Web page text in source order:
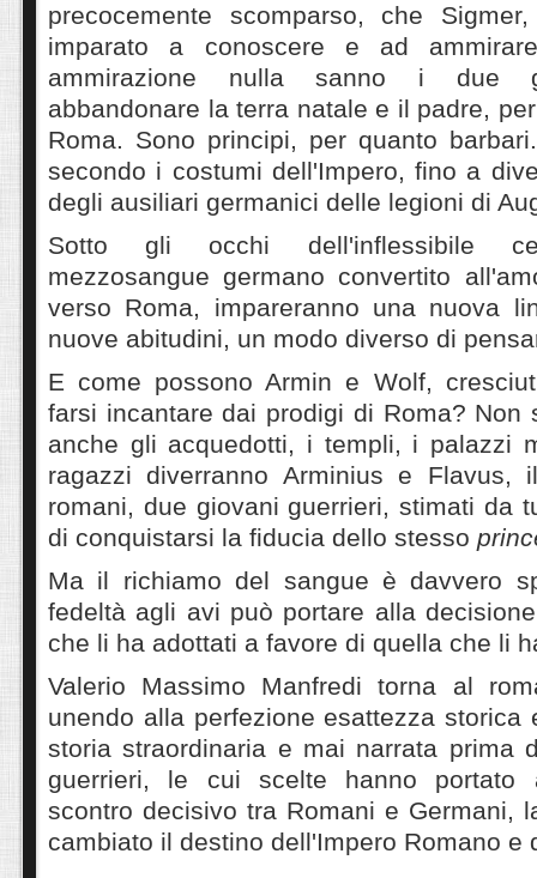
precocemente scomparso, che
imparato a conoscere e ad
ammirazione nulla sanno i due
abbandonare la terra natale e il padre,
Roma. Sono principi, per quanto
secondo i costumi dell'Impero, fino a
degli ausiliari germanici delle legioni di
Sotto gli occhi dell'inflessibile
mezzosangue germano convertito
verso Roma, impareranno una nuova
nuove abitudini, un modo diverso di
E come possono Armin e Wolf,
farsi incantare dai prodigi di Roma? Non
anche gli acquedotti, i templi, i palazzi
ragazzi diverranno Arminius e Flavus,
romani, due giovani guerrieri, stimati da
di conquistarsi la fiducia dello stesso
Ma il richiamo del sangue è davvero
fedeltà agli avi può portare alla
che li ha adottati a favore di quella che li
Valerio Massimo Manfredi torna al
unendo alla perfezione esattezza storica
storia straordinaria e mai narrata prima
guerrieri, le cui scelte hanno portato
scontro decisivo tra Romani e Germani,
cambiato il destino dell'Impero Romano e